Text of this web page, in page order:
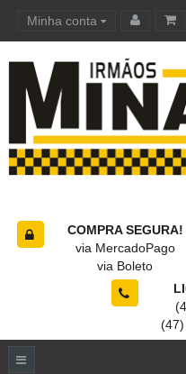
Minha conta
COMPRA SEGURA!
via MercadoPago
via Boleto